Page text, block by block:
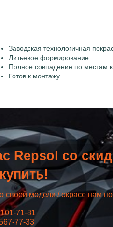
Заводская технологичная
Литьевое формирование
Полное совпадение по местам
Готов к монтажу
Repsol со
своей модели / окрасе нам
71-81
77-33